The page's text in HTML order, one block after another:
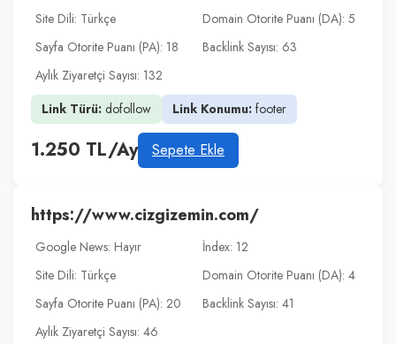
Site Dili: Türkçe
Domain Otorite Puanı (DA): 5
Sayfa Otorite Puanı (PA): 18
Backlink Sayısı: 63
Aylık Ziyaretçi Sayısı: 132
Link Türü: dofollow Link Konumu: footer
1.250 TL/Ay Sepete Ekle
https://www.cizgizemin.com/
Google News: Hayır
İndex: 12
Site Dili: Türkçe
Domain Otorite Puanı (DA): 4
Sayfa Otorite Puanı (PA): 20
Backlink Sayısı: 41
Aylık Ziyaretçi Sayısı: 46